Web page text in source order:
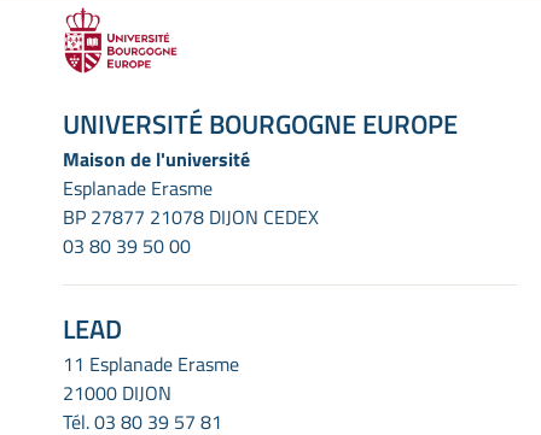
UNIVERSITÉ BOURGOGNE EUROPE
Maison de l'université
Esplanade Erasme
BP 27877 21078 DIJON CEDEX
03 80 39 50 00
LEAD
11 Esplanade Erasme
21000 DIJON
Tél.03 80 39 57 81